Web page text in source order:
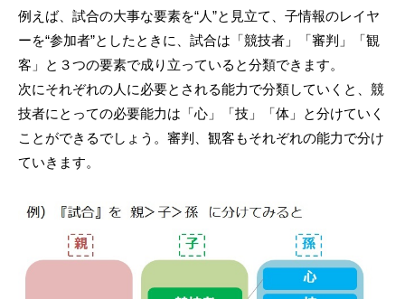
例えば、試合の大事な要素を“人”と見立て、子情報のレイヤ
ーを“参加者”としたときに、試合は「競技者」「審判」「観
客」と３つの要素で成り立っていると分類できます。
次にそれぞれの人に必要とされる能力で分類していくと、競
技者にとっての必要能力は「心」「技」「体」と分けていく
ことができるでしょう。審判、観客もそれぞれの能力で分け
ていきます。